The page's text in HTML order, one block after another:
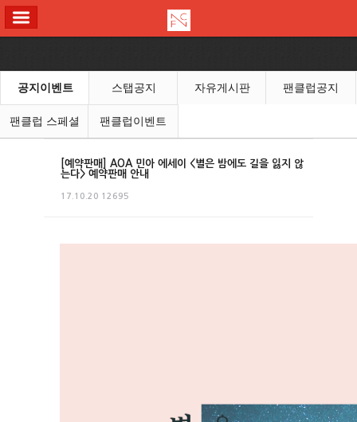
공지이벤트 스탭공지 자유게시판 팬클럽공지
팬클럽 스페셜 팬클럽이벤트
[예약판매] AOA 민아 에세이 <별은 밤에도 길을 잃지 않
는다> 예약판매 안내
17.10.20 12695